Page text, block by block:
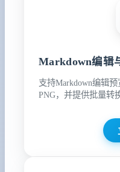
Markdown编辑
支持Markdown编辑预
PNG，并提供批量转